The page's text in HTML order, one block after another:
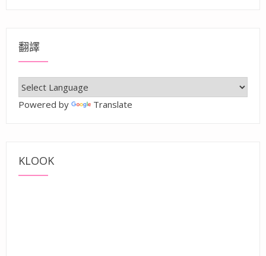
翻譯
Powered by Translate
KLOOK